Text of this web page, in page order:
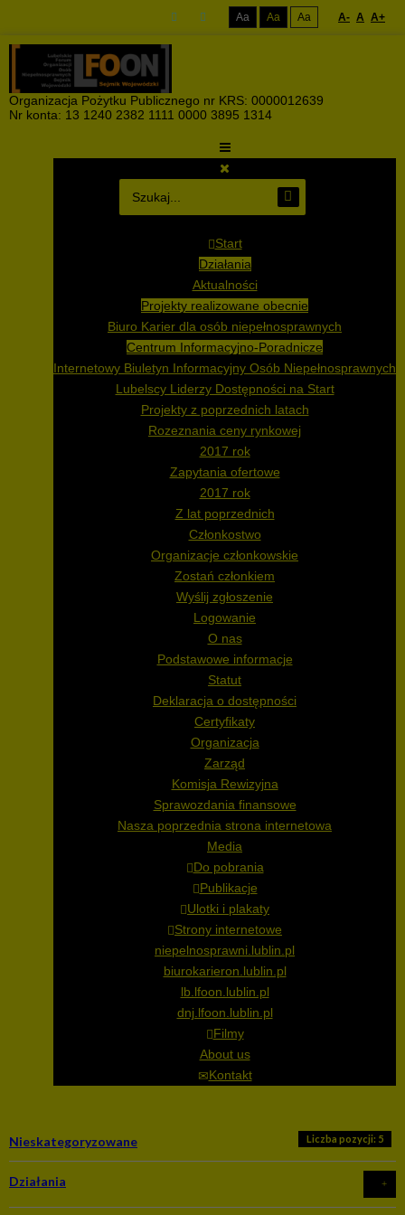
Aa Aa Aa A- A A+
Organizacja Pożytku Publicznego nr KRS: 0000012639
Nr konta: 13 1240 2382 1111 0000 3895 1314
Start
Działania
Aktualności
Projekty realizowane obecnie
Biuro Karier dla osób niepełnosprawnych
Centrum Informacyjno-Poradnicze
Internetowy Biuletyn Informacyjny Osób Niepełnosprawnych
Lubelscy Liderzy Dostępności na Start
Projekty z poprzednich latach
Rozeznania ceny rynkowej
2017 rok
Zapytania ofertowe
2017 rok
Z lat poprzednich
Członkostwo
Organizacje członkowskie
Zostań członkiem
Wyślij zgłoszenie
Logowanie
O nas
Podstawowe informacje
Statut
Deklaracja o dostępności
Certyfikaty
Organizacja
Zarząd
Komisja Rewizyjna
Sprawozdania finansowe
Nasza poprzednia strona internetowa
Media
Do pobrania
Publikacje
Ulotki i plakaty
Strony internetowe
niepelnosprawni.lublin.pl
biurokarieron.lublin.pl
lb.lfoon.lublin.pl
dnj.lfoon.lublin.pl
Filmy
About us
Kontakt
Nieskategoryzowane Liczba pozycji: 5
Działania